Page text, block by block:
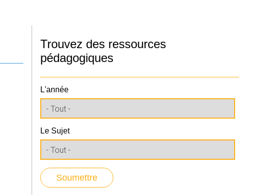
Trouvez des ressources
pédagogiques
L'année
Le Sujet